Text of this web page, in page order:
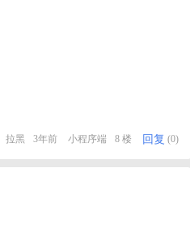
拉黑 3年前 小程序端 8 楼 回复 (0)